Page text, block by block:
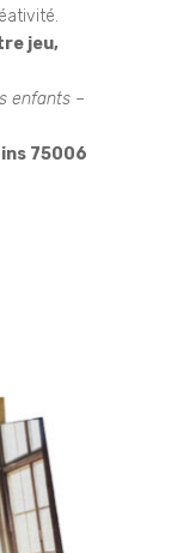
jeu,
enfants –
75006